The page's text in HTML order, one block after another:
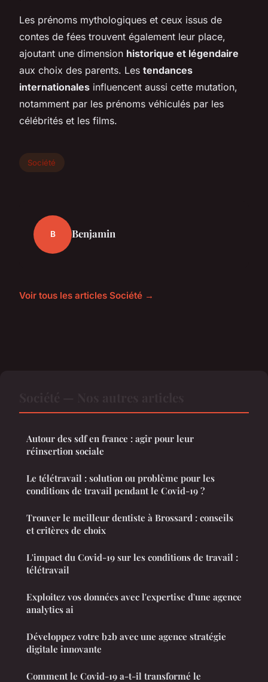
Les prénoms mythologiques et ceux issus de
contes de fées trouvent également leur place,
ajoutant une dimension historique et légendaire
aux choix des parents. Les tendances
internationales influencent aussi cette mutation,
notamment par les prénoms véhiculés par les
célébrités et les films.
Société
B Benjamin
Voir tous les articles Société →
Autour des sdf en france : agir pour leur
réinsertion sociale
Le télétravail : solution ou problème pour les
conditions de travail pendant le Covid-19 ?
Trouver le meilleur dentiste à Brossard : conseils
et critères de choix
L'impact du Covid-19 sur les conditions de travail :
télétravail
Exploitez vos données avec l'expertise d'une agence
analytics ai
Développez votre b2b avec une agence stratégie
digitale innovante
Comment le Covid-19 a-t-il transformé le